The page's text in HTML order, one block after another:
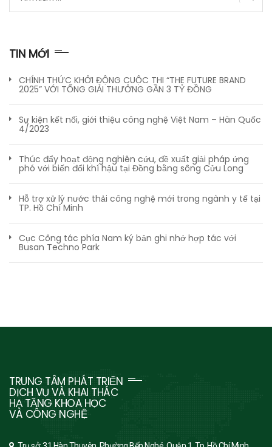
TIN MỚI
CHÍNH THỨC KHỞI ĐỘNG CUỘC THI “THE FUTURE BRAND
2025” VỚI TỔNG GIẢI THƯỞNG GẦN 3 TỶ ĐỒNG
Sự kiện kết nối, giới thiệu công nghệ Việt Nam – Hàn Quốc
4/2023
Thúc đẩy hoạt động nghiên cứu, đề xuất giải pháp ứng
phó với biến đổi khí hậu tại Đồng bằng sông Cửu Long
Hỗ trợ xử lý nước thải công nghệ mới trong ngành y tế tại
TP. Hồ Chí Minh
Cục Công tác phía Nam ký bản ghi nhớ hợp tác với
Busan Techno Park
TRUNG TÂM PHÁT TRIỂN
DỊCH VỤ VÀ KHAI THÁC
HẠ TẦNG KHOA HỌC
VÀ CÔNG NGHỆ